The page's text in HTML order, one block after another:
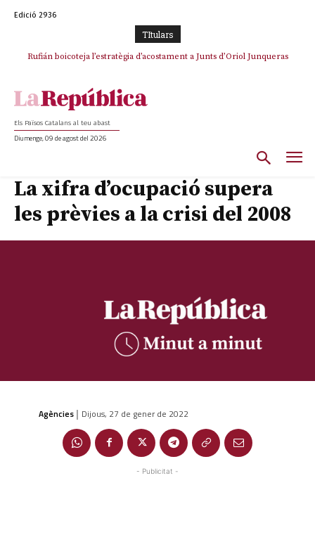
Edició 2936
TItulars
Rufián boicoteja l’estratègia d’acostament a Junts d’Oriol Junqueras
Els Països Catalans al teu abast
Diumenge, 09 de agost del 2026
La xifra d’ocupació supera
les prèvies a la crisi del 2008
Agències | Dijous, 27 de gener de 2022
- Publicitat -